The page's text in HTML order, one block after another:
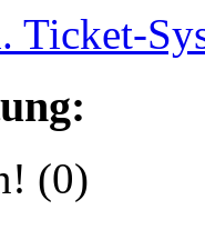
(0)